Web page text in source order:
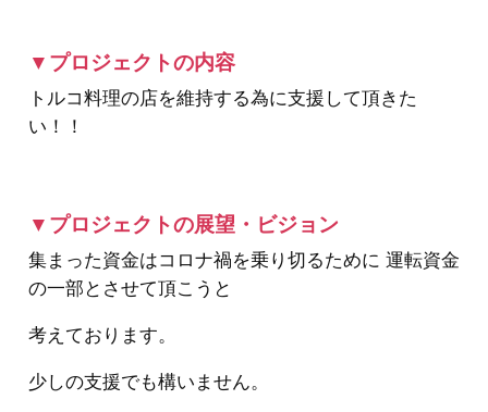
▼プロジェクトの内容
トルコ料理の店を維持する為に支援して頂きた
い！！
▼プロジェクトの展望・ビジョン
集まった資金はコロナ禍を乗り切るために 運転資金
の一部とさせて頂こうと
考えております。
少しの支援でも構いません。